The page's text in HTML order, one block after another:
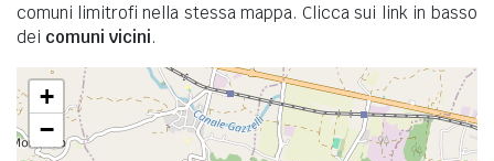
comuni limitrofi nella stessa mappa. Clicca sui link in basso
dei comuni vicini.
+
−